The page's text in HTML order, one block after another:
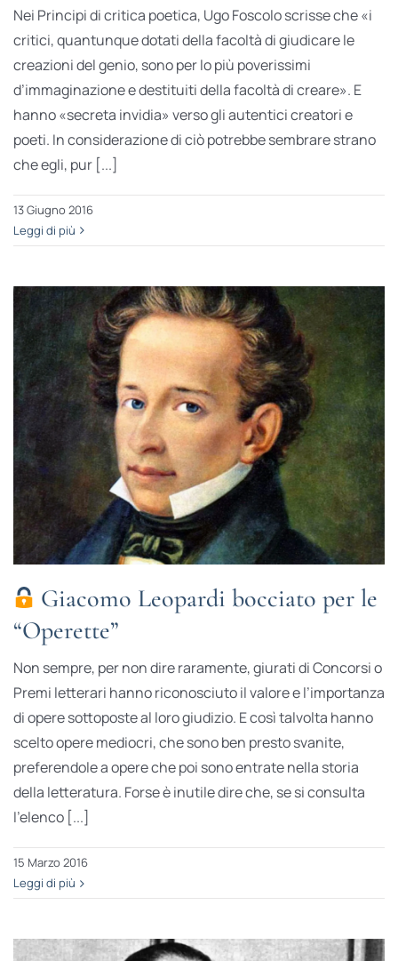
Nei Principi di critica poetica, Ugo Foscolo scrisse che «i
critici, quantunque dotati della facoltà di giudicare le
creazioni del genio, sono per lo più poverissimi
d’immaginazione e destituiti della facoltà di creare». E
hanno «secreta invidia» verso gli autentici creatori e
poeti. In considerazione di ciò potrebbe sembrare strano
che egli, pur [...]
13 Giugno 2016
Leggi di più
Giacomo Leopardi bocciato per le
“Operette”
Non sempre, per non dire raramente, giurati di Concorsi o
Premi letterari hanno riconosciuto il valore e l’importanza
di opere sottoposte al loro giudizio. E così talvolta hanno
scelto opere mediocri, che sono ben presto svanite,
preferendole a opere che poi sono entrate nella storia
della letteratura. Forse è inutile dire che, se si consulta
l’elenco [...]
15 Marzo 2016
Leggi di più